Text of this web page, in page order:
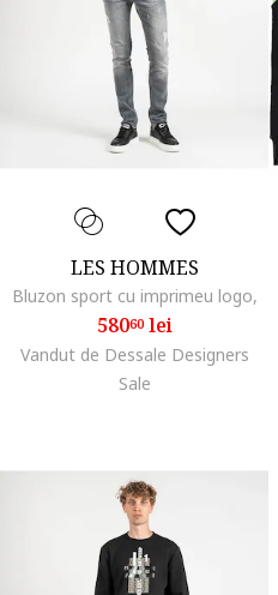
LES HOMMES
Bluzon sport cu imprimeu logo,
58060lei
Vandut de Dessale Designers
Sale